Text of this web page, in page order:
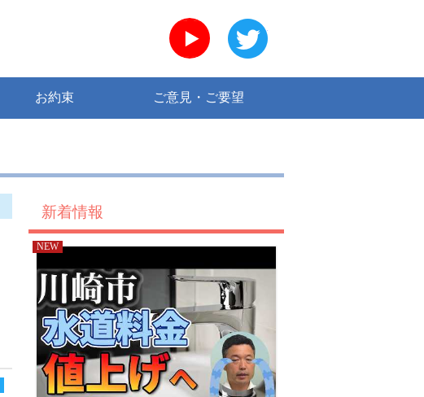
YouTube
お約束 ご意見・ご要望
新着情報
NEW